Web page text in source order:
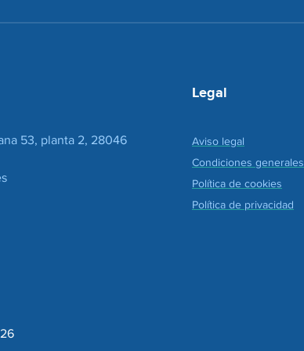
c
o
53, planta 2, 28046
Legal
Aviso legal
Condiciones generales
Política de cookies
Política de privacidad